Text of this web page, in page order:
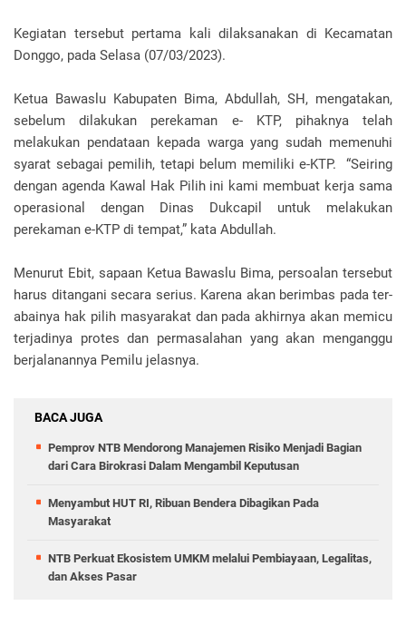
Kegiatan tersebut pertama kali dilaksanakan di Kecamatan
Donggo, pada Selasa (07/03/2023).
Ketua Bawaslu Kabupaten Bima, Abdullah, SH, mengatakan,
sebelum dilakukan perekaman e- KTP, pihaknya telah
melakukan pendataan kepada warga yang sudah memenuhi
syarat sebagai pemilih, tetapi belum memiliki e-KTP. “Seiring
dengan agenda Kawal Hak Pilih ini kami membuat kerja sama
operasional dengan Dinas Dukcapil untuk melakukan
perekaman e-KTP di tempat,” kata Abdullah.
Menurut Ebit, sapaan Ketua Bawaslu Bima, persoalan tersebut
harus ditangani secara serius. Karena akan berimbas pada ter-
abainya hak pilih masyarakat dan pada akhirnya akan memicu
terjadinya protes dan permasalahan yang akan menganggu
berjalanannya Pemilu jelasnya.
BACA JUGA
Pemprov NTB Mendorong Manajemen Risiko Menjadi Bagian
dari Cara Birokrasi Dalam Mengambil Keputusan
Menyambut HUT RI, Ribuan Bendera Dibagikan Pada
Masyarakat
NTB Perkuat Ekosistem UMKM melalui Pembiayaan, Legalitas,
dan Akses Pasar